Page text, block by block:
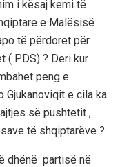
i kësaj kemi të
e Malësisë
të përdoret për
( PDS) ? Deri kur
peng e
e cila ka
së pushtetit ,
të shqiptarëve ?.
dhënë partisë në